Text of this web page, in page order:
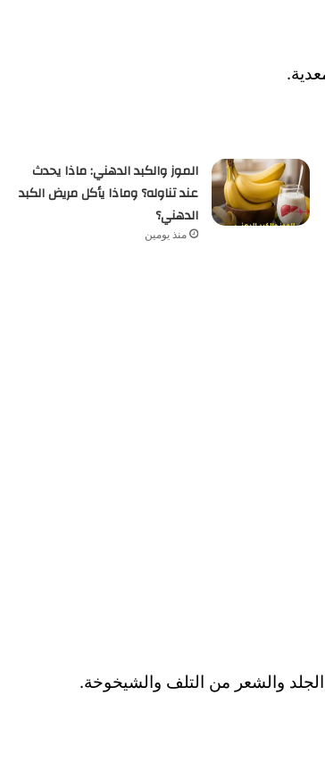
الموز والكبد الدهني: ماذا يحدث
عند تناوله؟ وماذا يأكل مريض الكبد
الدهني؟
منذ يومين
والشعر من التلف والشيخوخة.